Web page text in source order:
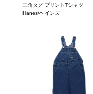
三角タグ プリントTシャツ
Hanes/ヘインズ